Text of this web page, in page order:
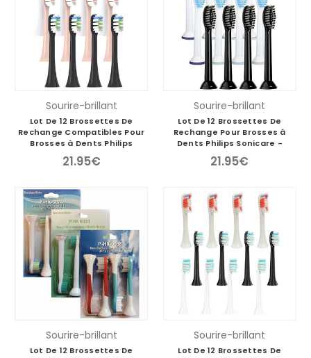
Sourire-brillant
Lot De 12 Brossettes De
Rechange Compatibles Pour
Brosses à Dents Philips
Sonicare -
YM9024/YM6044/YM9034
21.95€
Sourire-brillant
Lot De 12 Brossettes De
Rechange Pour Brosses à
Dents Philips Sonicare -
HX6014/HX6054
21.95€
Sourire-brillant
Lot De 12 Brossettes De
Sourire-brillant
Lot De 12 Brossettes De